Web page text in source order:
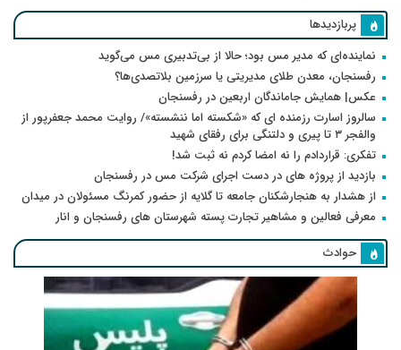
پربازدیدها
نماینده‌ای که مدیر مس بود؛ حالا از بی‌تدبیری مس می‌گوید
رفسنجان، معدن طلای مدیریتی یا سرزمین بلاتصدی‌ها؟
عکس| همایش جاماندگان اربعین در رفسنجان
سالروز اسارت رزمنده ای که «شکسته اما ننشسته»/ روایت محمد جعفرپور از
والفجر ۳ تا پیری و دلتنگی برای رفقای شهید
تفکری: قراردادم را نه امضا کردم نه ثبت شد!
بازدید از پروژه های در دست اجرای شرکت مس در رفسنجان
از هشدار به هنجارشکنان جامعه تا گلایه از حضور کمرنگ مسئولان در میدان
معرفی فعالین و مشاهیر تجارت پسته شهرستان های رفسنجان و انار
حوادث